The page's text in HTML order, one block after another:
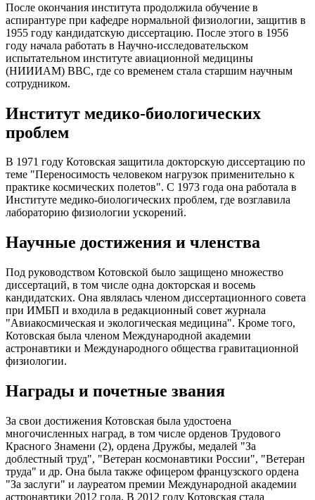
После окончания института продолжила обучение в
аспирантуре при кафедре нормальной физиологии, защитив в
1955 году кандидатскую диссертацию. После этого в 1956
году начала работать в Научно-исследовательском
испытательном институте авиационной медицины
(НИИИАМ) ВВС, где со временем стала старшим научным
сотрудником.
Институт медико-биологических
проблем
В 1971 году Котовская защитила докторскую диссертацию по
теме "Переносимость человеком нагрузок применительно к
практике космических полетов". С 1973 года она работала в
Институте медико-биологических проблем, где возглавила
лабораторию физиологии ускорений.
Научные достижения и членства
Под руководством Котовской было защищено множество
диссертаций, в том числе одна докторская и восемь
кандидатских. Она являлась членом диссертационного совета
при ИМБП и входила в редакционный совет журнала
"Авиакосмическая и экологическая медицина". Кроме того,
Котовская была членом Международной академии
астронавтики и Международного общества гравитационной
физиологии.
Награды и почетные звания
За свои достижения Котовская была удостоена
многочисленных наград, в том числе орденов Трудового
Красного Знамени (2), ордена Дружбы, медалей "За
доблестный труд", "Ветеран космонавтики России", "Ветеран
труда" и др. Она была также офицером французского ордена
"За заслуги" и лауреатом премии Международной академии
астронавтики 2012 года. В 2012 году Котовская стала